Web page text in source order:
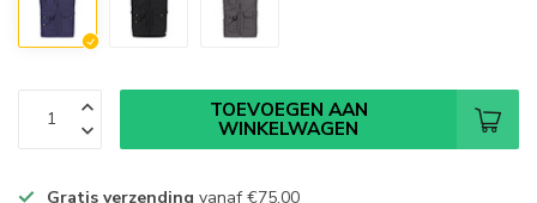
TOEVOEGEN AAN
WINKELWAGEN
Gratis verzending vanaf€75,00